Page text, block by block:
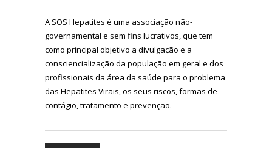
A SOS Hepatites é uma associação não-
governamental e sem fins lucrativos, que tem
como principal objetivo a divulgação e a
consciencialização da população em geral e dos
profissionais da área da saúde para o problema
das Hepatites Virais, os seus riscos, formas de
contágio, tratamento e prevenção.